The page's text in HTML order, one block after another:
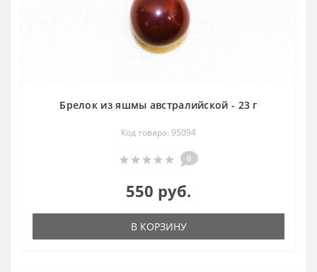
Брелок из яшмы австралийской - 23 г
Код товара: 95094
0
550 руб.
В КОРЗИНУ